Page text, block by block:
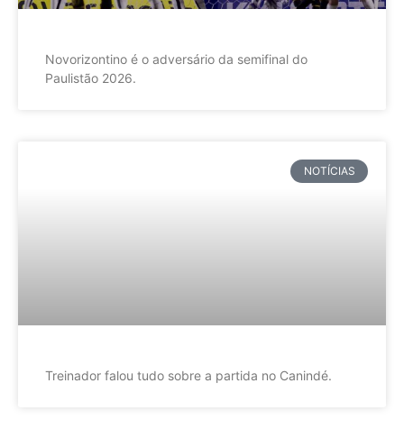
Novorizontino é o adversário da semifinal do
Paulistão 2026.
NOTÍCIAS
Treinador falou tudo sobre a partida no Canindé.